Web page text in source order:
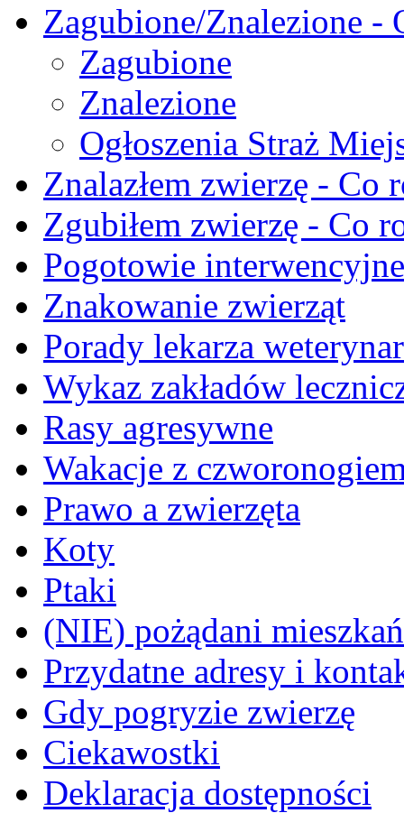
Zagubione/Znalezione -
Zagubione
Znalezione
Ogłoszenia Straż
Znalazłem zwierzę - Co
Zgubiłem zwierzę - Co
Pogotowie interwencyjne
Znakowanie zwierząt
Porady lekarza
Wykaz zakładów
Rasy agresywne
Wakacje z
Prawo a zwierzęta
Koty
Ptaki
(NIE) pożądani
Przydatne adresy i
Gdy pogryzie zwierzę
Ciekawostki
Deklaracja dostępności